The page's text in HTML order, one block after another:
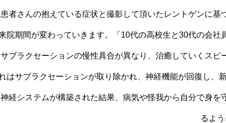
者さんの抱えている症状と撮影して頂いたレントゲンに
院期間が変わっていきます。「10代の高校生と30代の会
ブラクセーションの慢性具合が異なり、治癒していくス
はサブラクセーションが取り除かれ、神経機能が回復し、
経システムが構築された結果、病気や怪我から自分で身
るよ